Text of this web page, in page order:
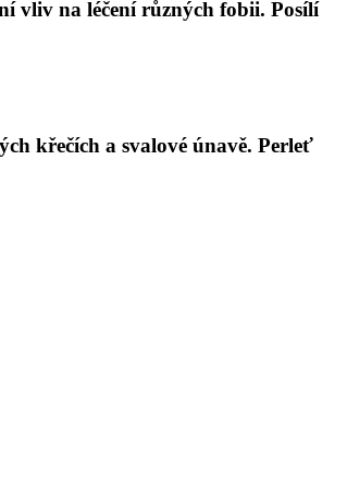
vliv na léčení různých fobii. Posílí
ch křečích a svalové únavě. Perleť